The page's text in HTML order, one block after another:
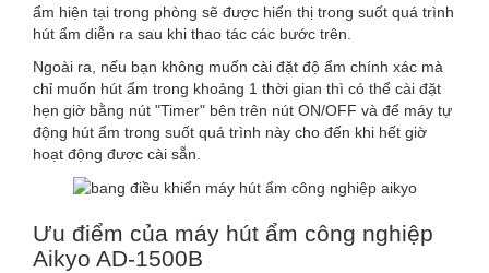
ẩm hiện tại trong phòng sẽ được hiển thị trong suốt quá trình
hút ẩm diễn ra sau khi thao tác các bước trên.
Ngoài ra, nếu bạn không muốn cài đặt độ ẩm chính xác mà
chỉ muốn hút ẩm trong khoảng 1 thời gian thì có thể cài đặt
hẹn giờ bằng nút "Timer" bên trên nút ON/OFF và để máy tự
động hút ẩm trong suốt quá trình này cho đến khi hết giờ
hoạt động được cài sẵn.
Ưu điểm của máy hút ẩm công nghiệp
Aikyo AD-1500B